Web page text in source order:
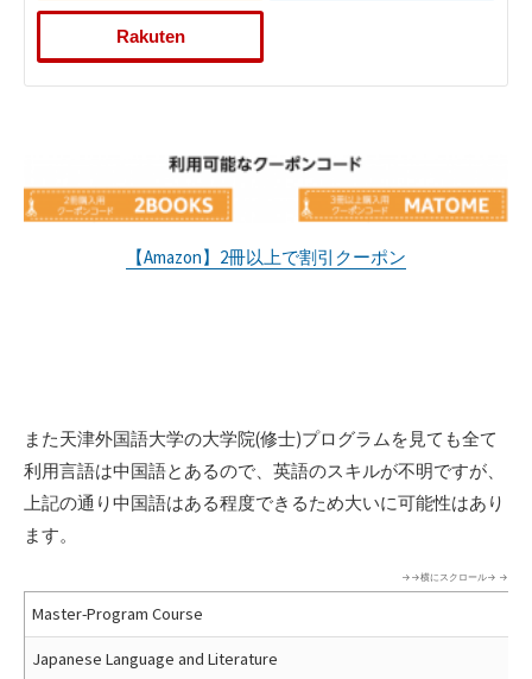
Rakuten
【Amazon】2冊以上で割引クーポン
また天津外国語大学の大学院(修士)プログラムを見ても全て
利用言語は中国語とあるので、英語のスキルが不明ですが、
上記の通り中国語はある程度できるため大いに可能性はあり
ます。
Master-Program Course
Japanese Language and Literature